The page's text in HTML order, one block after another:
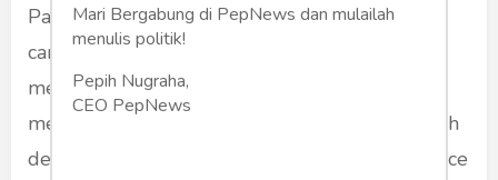
Pada umumnyakain fleeceterbuat dari
campuran wool dan cotton. Bahan kain ini
memiliki tekstur lembut, berbulu halus,
menyerap air serta dapat menahan panas tubuh
dengan baik. Terdapat beberapa jenis kain fleece
Mari Bergabung di PepNews dan mulailah
menulis politik!
Pepih Nugraha,
CEO PepNews